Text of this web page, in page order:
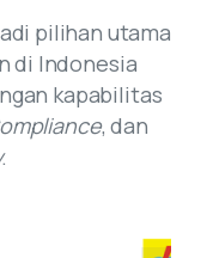
pilihan utama
di Indonesia
kapabilitas
, dan
.